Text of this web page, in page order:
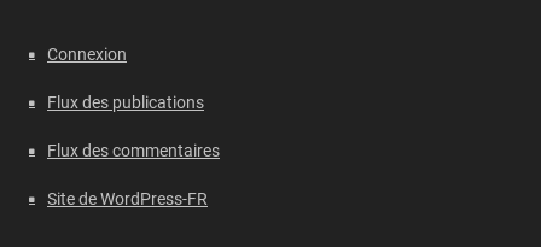
Connexion
Flux des publications
Flux des commentaires
Site de WordPress-FR